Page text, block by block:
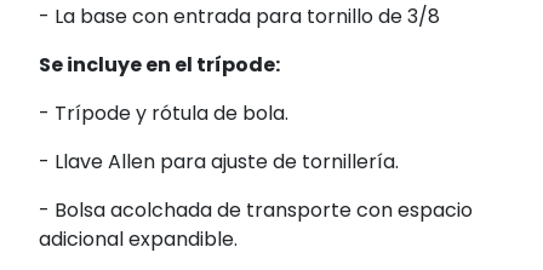
- La base con entrada para tornillo de 3/8
Se incluye en el trípode:
- Trípode y rótula de bola.
- Llave Allen para ajuste de tornillería.
- Bolsa acolchada de transporte con espacio
adicional expandible.